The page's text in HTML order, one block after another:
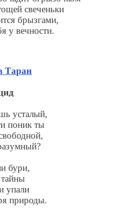
свеченьки
брызгами,
у вечности.
Таран
усталый,
поник ты
бури,
упали
природы.